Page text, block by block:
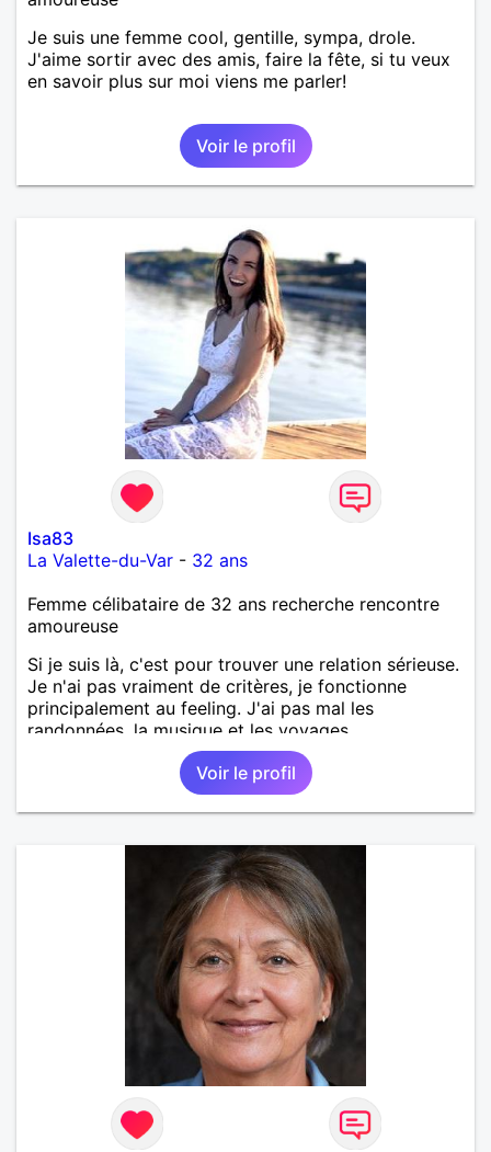
Je suis une femme cool, gentille, sympa, drole.
J'aime sortir avec des amis, faire la fête, si tu veux
en savoir plus sur moi viens me parler!
Voir le profil
Isa83
La Valette-du-Var - 32 ans
Femme célibataire de 32 ans recherche rencontre
amoureuse
Si je suis là, c'est pour trouver une relation sérieuse.
Je n'ai pas vraiment de critères, je fonctionne
principalement au feeling. J'ai pas mal les
randonnées, la musique et les voyages.
Voir le profil